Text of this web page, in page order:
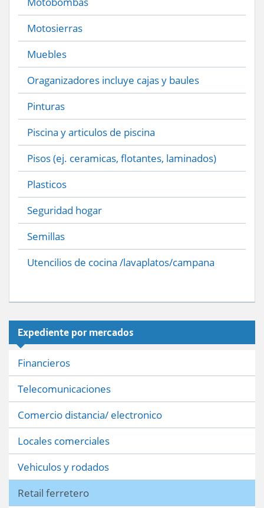
Motosierras
Muebles
Oraganizadores incluye cajas y baules
Pinturas
Piscina y articulos de piscina
Pisos (ej. ceramicas, flotantes, laminados)
Plasticos
Seguridad hogar
Semillas
Utencilios de cocina /lavaplatos/campana
Expediente por mercados
Financieros
Telecomunicaciones
Comercio distancia/ electronico
Locales comerciales
Vehiculos y rodados
Retail ferretero